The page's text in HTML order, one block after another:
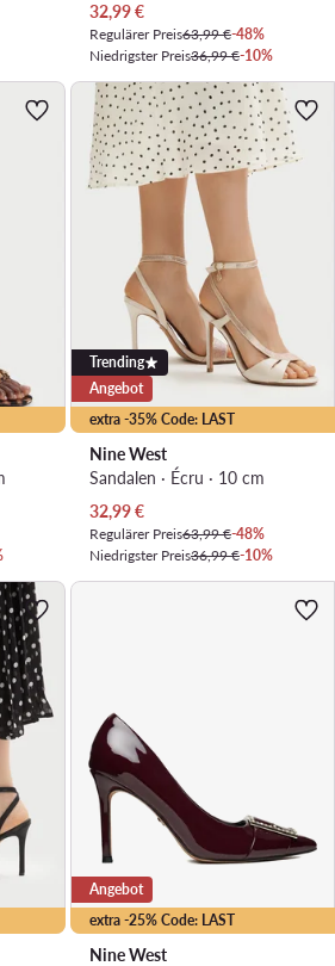
Aktueller Preis
32,99€
Regulärer Preis63,99 €-48%
Niedrigster Preis36,99 €-10%
extra -35% Code: LAST
Trending
Angebot
Nine West
Sandalen · Écru · 10 cm
Aktueller Preis
32,99€
Regulärer Preis63,99 €-48%
Niedrigster Preis36,99 €-10%
extra -25% Code: LAST
Angebot
Nine West